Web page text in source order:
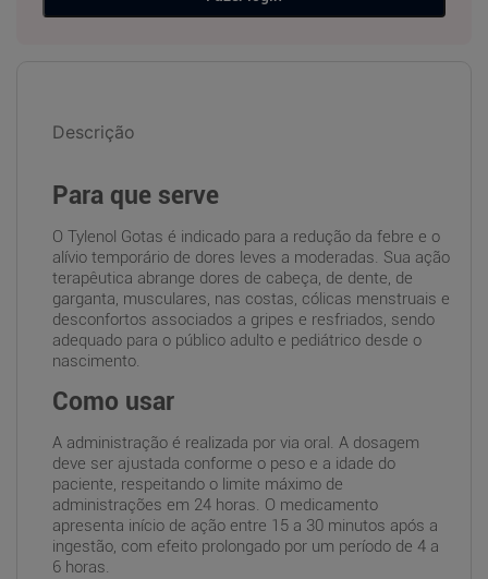
Descrição
Para que serve
O Tylenol Gotas é indicado para a redução da febre e o
alívio temporário de dores leves a moderadas. Sua ação
terapêutica abrange dores de cabeça, de dente, de
garganta, musculares, nas costas, cólicas menstruais e
desconfortos associados a gripes e resfriados, sendo
adequado para o público adulto e pediátrico desde o
nascimento.
Como usar
A administração é realizada por via oral. A dosagem
deve ser ajustada conforme o peso e a idade do
paciente, respeitando o limite máximo de
administrações em 24 horas. O medicamento
apresenta início de ação entre 15 a 30 minutos após a
ingestão, com efeito prolongado por um período de 4 a
6 horas.